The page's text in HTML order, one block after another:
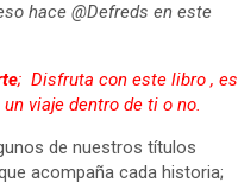
hace @Defreds en este
; Disfruta con este libro , es
viaje dentro de ti o no.
de nuestros títulos
acompaña cada historia;